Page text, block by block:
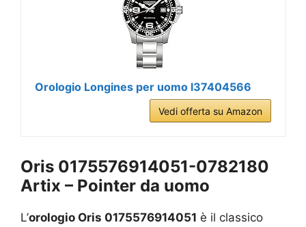
Orologio Longines per uomo l37404566
Vedi offerta su Amazon
Oris 0175576914051-0782180
Artix – Pointer da uomo
L’orologio Oris 0175576914051 è il classico